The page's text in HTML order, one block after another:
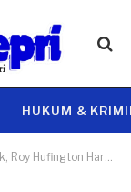
HUKUM &
Kasi Penuntutan Bidang Pidsus